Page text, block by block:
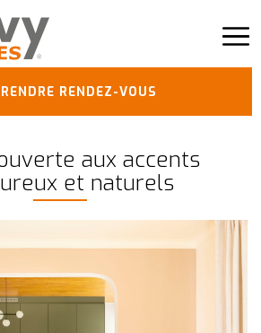
RENDEZ-VOUS
aux accents
et naturels